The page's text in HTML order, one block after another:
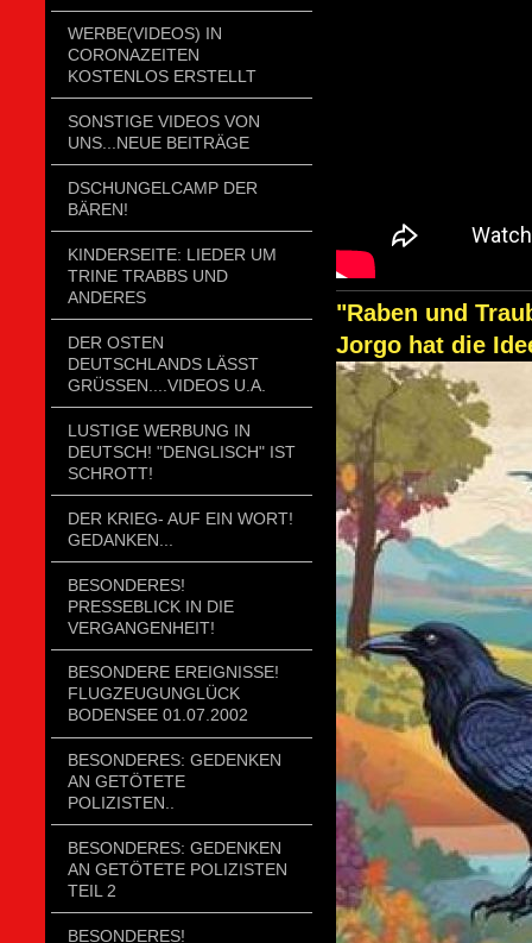
WERBE(VIDEOS) IN
CORONAZEITEN
KOSTENLOS ERSTELLT
SONSTIGE VIDEOS VON
UNS...NEUE BEITRÄGE
DSCHUNGELCAMP DER
BÄREN!
KINDERSEITE: LIEDER UM
TRINE TRABBS UND
ANDERES
DER OSTEN
DEUTSCHLANDS LÄSST
GRÜSSEN....VIDEOS U.A.
LUSTIGE WERBUNG IN
DEUTSCH! "DENGLISCH" IST
SCHROTT!
DER KRIEG- AUF EIN WORT!
GEDANKEN...
BESONDERES!
PRESSEBLICK IN DIE
VERGANGENHEIT!
BESONDERE EREIGNISSE!
FLUGZEUGUNGLÜCK
BODENSEE 01.07.2002
BESONDERES: GEDENKEN
AN GETÖTETE
POLIZISTEN..
BESONDERES: GEDENKEN
AN GETÖTETE POLIZISTEN
TEIL 2
BESONDERES!
"Raben und
Jorgo hat die